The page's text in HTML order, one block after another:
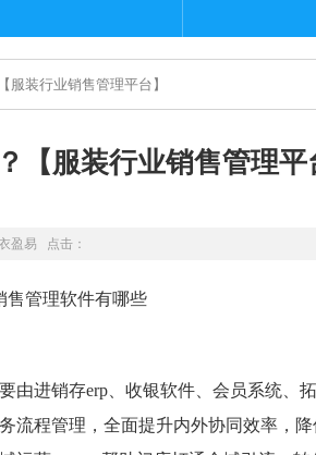
服装行业销售管理平台】
【服装行业销售管理平
盈易 点击：
由进销存erp、收银软件、会员系统、
流程管理，全面提升内外协同效率，